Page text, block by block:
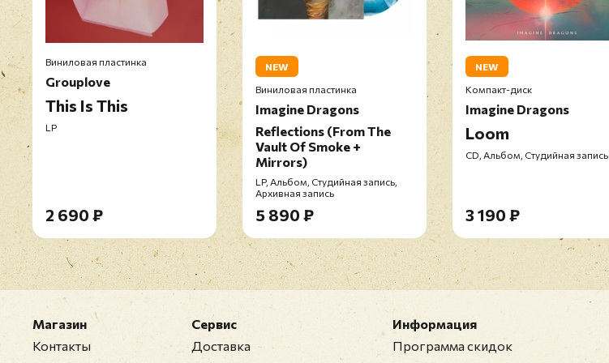
Виниловая пластинка
Grouplove
This Is This
LP
2 690 ₽
NEW
Виниловая пластинка
Imagine Dragons
Reflections (From The
Vault Of Smoke +
Mirrors)
LP, Альбом, Студийная запись,
Архивная запись
5 890 ₽
NEW
Компакт-диск
Imagine Dragons
Loom
CD, Альбом, Студийная запись
3 190 ₽
Магазин
Контакты
Сервис
Доставка
Информация
Программа скидок